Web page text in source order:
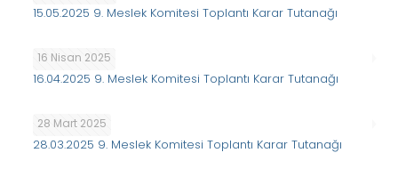
15.05.2025 9. Meslek Komitesi Toplantı Karar Tutanağı
16 Nisan 2025
16.04.2025 9. Meslek Komitesi Toplantı Karar Tutanağı
28 Mart 2025
28.03.2025 9. Meslek Komitesi Toplantı Karar Tutanağı